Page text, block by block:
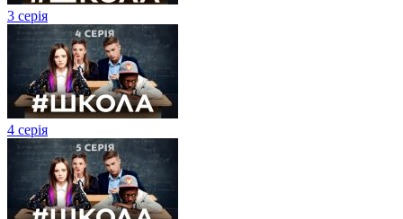
3 серія
4 серія